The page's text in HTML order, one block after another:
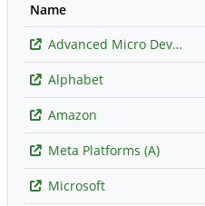
Name
Advanced Micro Devices
Alphabet
Amazon
Meta Platforms (A)
Microsoft